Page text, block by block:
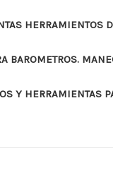
HERRAMIENTOS
BAROMETROS.
Y HERRAMIENTAS